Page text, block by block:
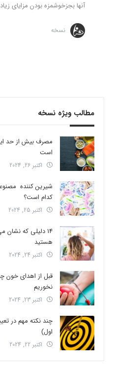
آنها بجزخوشمزه بودن مزایای
نسخه
مطالب ویژه نسخه
است
اکتبر 26, 2024
شیرین کننده
کدام است؟
اکتبر 25, 2024
14 دلیلی که
هستید
اکتبر 24, 2024
قبل از اهدای خون
نخوریم
اکتبر 23, 2024
چند نکته مهم در
اول)
اکتبر 22, 2024